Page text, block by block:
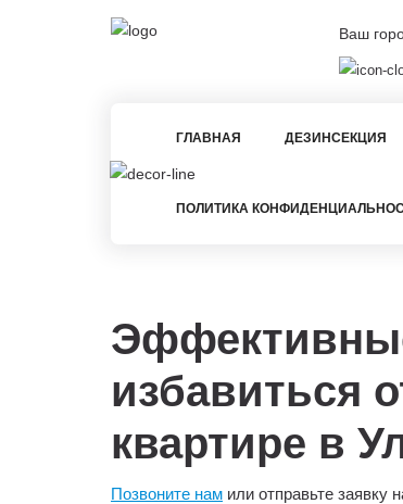
Ваш
ГЛАВНАЯ ДЕЗИНСЕКЦИЯ
ПОЛИТИКА
избавиться
квартире в
Позвоните нам или отправьте